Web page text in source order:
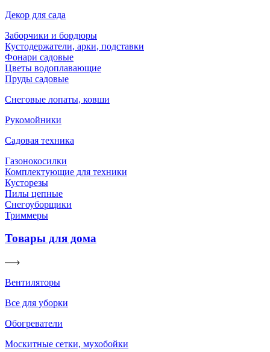
Декор для сада
Заборчики и бордюры
Кустодержатели, арки, подставки
Фонари садовые
Цветы водоплавающие
Пруды садовые
Снеговые лопаты, ковши
Рукомойники
Садовая техника
Газонокосилки
Комплектующие для техники
Кусторезы
Пилы цепные
Снегоуборщики
Триммеры
Товары для дома
Вентиляторы
Все для уборки
Обогреватели
Москитные сетки, мухобойки